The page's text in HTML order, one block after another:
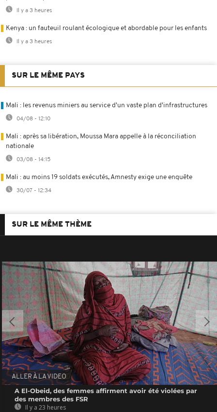
Il y a 3 heures
Kenya : un fauteuil roulant écologique et abordable pour les enfants
Il y a 3 heures
SUR LE MÊME PAYS
Mali : les revenus miniers au service d'un vaste plan d'infrastructures
04/08 - 12:10
Mali : après sa libération, Moussa Mara appelle à la réconciliation
nationale
03/08 - 14:15
Mali : au moins 19 soldats exécutés, Amnesty exige une enquête
30/07 - 12:34
SUR LE MÊME THÈME
ALLER À LA VIDEO
A El-Obeid, des femmes affirment avoir été violées par
des membres des FSR
Il y a 23 heures